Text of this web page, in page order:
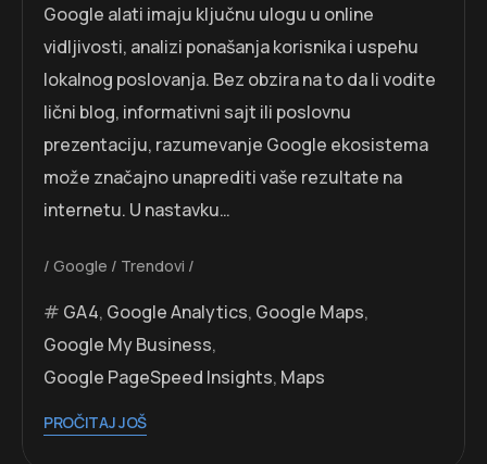
Google alati imaju ključnu ulogu u online
vidljivosti, analizi ponašanja korisnika i uspehu
lokalnog poslovanja. Bez obzira na to da li vodite
lični blog, informativni sajt ili poslovnu
prezentaciju, razumevanje Google ekosistema
može značajno unaprediti vaše rezultate na
internetu. U nastavku…
Google Trendovi
GA4, Google Analytics, Google Maps,
Google My Business,
Google PageSpeed Insights, Maps
PROČITAJ JOŠ